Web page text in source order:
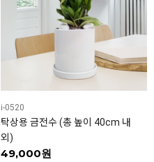
i-0520
탁상용 금전수 (총 높이 40cm 내
외)
49,000원